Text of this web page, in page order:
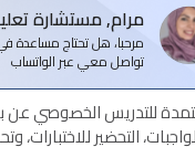
مرام, مستشارة
مرحبا، هل تحتاج مساعدة
تواصل معي عبر الواتساب
للتدريس الخصوصي عن
التحضير للاختبارات،